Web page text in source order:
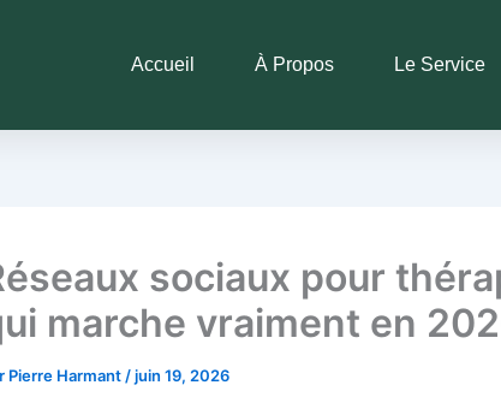
Accueil À Propos Le Service
sociaux pour
marche vraiment en
Pierre Harmant /juin 19, 2026